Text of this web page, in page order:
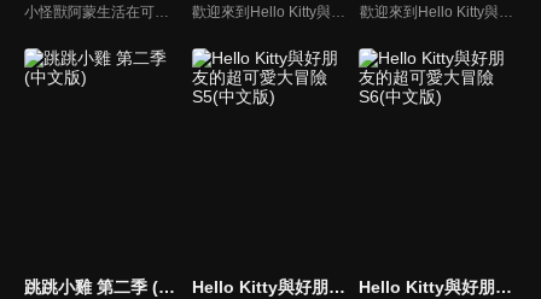
小怪獸阿蒙生活在可愛的絨毛鎮上，他每天都會面對一些有趣的挑戰。幸運地是他是你見過最有愛心的小怪獸，並且在他的朋友們的幫助下，他會從中找到正確的事去做(即使他還不知道那是什麼)，學會跟隨他自己的內心。 歡迎來到Hello Kitty與好朋友的超可愛大冒險!與Hello Kitty, 大眼蛙, 酷企鵝, 美樂蒂, 布丁狗還有酷洛米, 準備和朋友們一起經歷有趣的冒險吧! 歡迎來到Hello Kitty與好朋友的超可愛大冒險!與Hello Kitty, 大眼蛙, 酷企鵝, 美樂蒂, 布丁狗還有酷洛米, 準備和朋友們一起經歷有趣的冒險吧!
跳跳小雞 第二季 (中文版) Hello Kitty與好朋友的超可愛大冒險S5(中文版) Hello Kitty與好朋友的超可愛大冒險S6(中文版)